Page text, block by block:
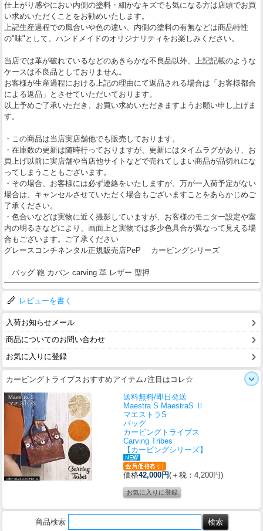
仕上がり感やにおい内側の塗料・細かなキズでも気になる方は店頭でお買
い求めいただくことをお勧めいたします。
上記生産過程での風合いや色の違い、内側の塗料の有無などは商品特性
の"味"として、ハンドメイドのオリジナリティをお楽しみください。
当店では革が破れているなどのあきらかな不良品以外、上記記載のような
ケースは不良品としておりません。
お客様が生産過程における上記の理由にて返品される場合は「お客様都合
による返品」とさせていただいております。
以上予めご了承いただき、お買い求めいただきますようお願い申し上げま
す。
・この商品は当店実店舗他でも販売しております。
・在庫数の更新は随時行っておりますが、更新にはタイムラグがあり、お
買上げ以前に実店舗や当店他サイトなどで売れてしまい商品が品切れにな
ってしまうこともございます。
・その場合、お客様には必ず連絡をいたしますが、万が一入荷予定がない
場合は、キャンセルさせていただく場合もございますことをあらかじめご
了承ください。
・色合いなどは実物に近く撮影していますが、お客様のモニター設定や室
内の明るさなどにより、画面上と実物では多少色具合が異なって見える場
合もございます。ご了承ください
グレースコンチネンタル正規販売店PeP カービングシリーズ
バッグ 鞄 カバン carving 革 レザー 型押
レビューを書く
入荷お知らせメール
商品についてのお問い合わせ
お気に入りに登録
カービングトライブスおすすめアイテム♪注目はコレ☆
送料無料/即日発送
Maestra S MaestraS Ⅱ
マエストラS
バッグ
カービングトライブス
Carving Tribes
【カービングシリーズ】
価格42,000円(＋税：4,200円)
商品検索